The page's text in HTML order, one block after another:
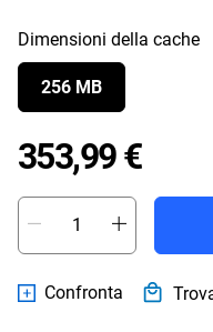
Dimensioni della cache
256 MB
353,99 €
Confronta